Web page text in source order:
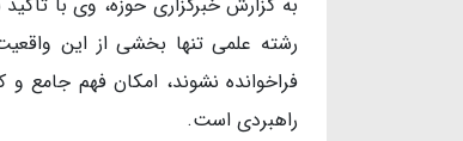
رشته علمی تنها بخشی از این
فراخوانده نشوند، امکان فهم جامع
راهبردی است.